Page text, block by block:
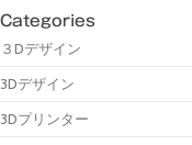
Categories
３Dデザイン
3Dデザイン
3Dプリンター